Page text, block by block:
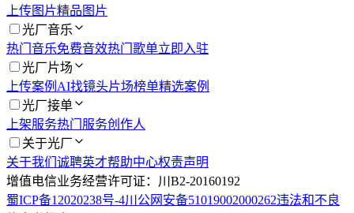
上传图片精品图片
光厂音乐
热门音乐免费音效热门歌单立即入驻
光厂片场
上传案例 AI找镜头片场榜单精选案例
光厂接单
上架服务热门服务创作人
关于光厂
关于我们 诚聘英才帮助中心权责声明
增值电信业务经营许可证：川B2-20160192
蜀ICP备12020238号-4川公网安备51019002000262违法和不良